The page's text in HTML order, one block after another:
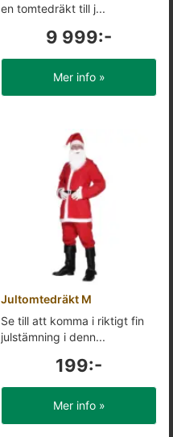
en tomtedräkt till j...
9 999:-
Mer info »
Jultomtedräkt M
Se till att komma i riktigt fin
julstämning i denn...
199:-
Mer info »